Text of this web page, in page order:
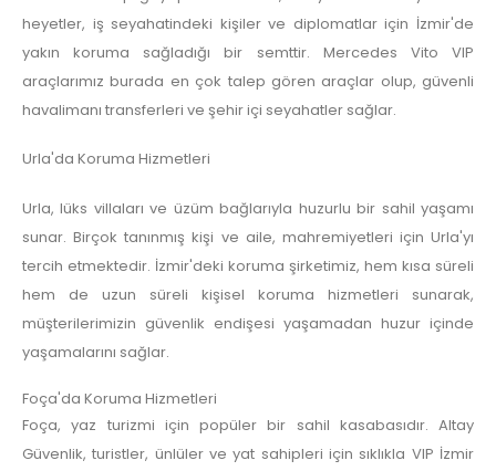
heyetler, iş seyahatindeki kişiler ve diplomatlar için İzmir'de
yakın koruma sağladığı bir semttir. Mercedes Vito VIP
araçlarımız burada en çok talep gören araçlar olup, güvenli
havalimanı transferleri ve şehir içi seyahatler sağlar.
Urla'da Koruma Hizmetleri
Urla, lüks villaları ve üzüm bağlarıyla huzurlu bir sahil yaşamı
sunar. Birçok tanınmış kişi ve aile, mahremiyetleri için Urla'yı
tercih etmektedir. İzmir'deki koruma şirketimiz, hem kısa süreli
hem de uzun süreli kişisel koruma hizmetleri sunarak,
müşterilerimizin güvenlik endişesi yaşamadan huzur içinde
yaşamalarını sağlar.
Foça'da Koruma Hizmetleri
Foça, yaz turizmi için popüler bir sahil kasabasıdır. Altay
Güvenlik, turistler, ünlüler ve yat sahipleri için sıklıkla VIP İzmir